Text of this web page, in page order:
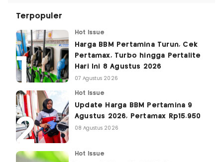
Terpopuler
Hot Issue
Harga BBM Pertamina Turun, Cek
Pertamax, Turbo hingga Pertalite
Hari Ini 8 Agustus 2026
07 Agustus 2026
Hot Issue
Update Harga BBM Pertamina 9
Agustus 2026, Pertamax Rp15.950
08 Agustus 2026
Hot Issue